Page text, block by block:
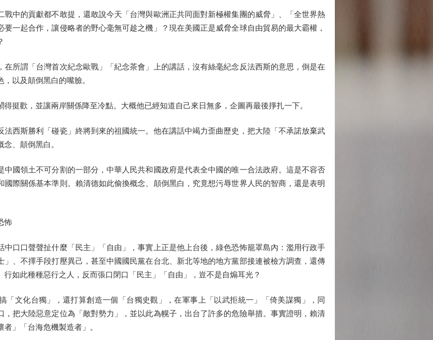
中的貢獻都不敢提，還敢說今天「台灣與歐洲正共同面對新極權集團的威脅」、「全世界熱
一起合作，讓侵略者的野心毫無可趁之機」？現在美國正是威脅全球自由貿易的最大霸權，
謂「台灣首次紀念歐戰」「紀念茶會」上的講話，沒有絲毫紀念反法西斯的意思，倒是在
以及顛倒黑白的嘴臉。
歡，並讓兩岸關係降至冷點。大概他已經知道自己來日無多，企圖再最後掙扎一下。
西斯勝利「碰瓷」終將到來的祖國統一。他在講話中竭力歪曲歷史，把大陸「不承諾放棄武
、顛倒黑白。
國領土不可分割的一部分，中華人民共和國政府是代表全中國的唯一合法政府。這是不容否
國際關係基本準則。賴清德如此偷換概念、顛倒黑白，究竟想污辱世界人民的智商，還是表明
怖
口口聲聲扯什麼「民主」「自由」，事實上正是他上台後，綠色恐怖籠罩島內：濫用行政手
」、不擇手段打壓異己，甚至中國國民黨在台北、新北等地的地方黨部接連被檢方調查，還傳
行如此種種惡行之人，反而張口閉口「民主」「自由」，豈不是自煽耳光？
文化台獨」，還打算創造一個「台獨史觀」，在軍事上「以武拒統一」「倚美謀獨」，同
，把大陸惡意定位為「敵對勢力」，並以此為幌子，出台了許多的危險舉措。事實證明，賴清
」「台海危機製造者」。